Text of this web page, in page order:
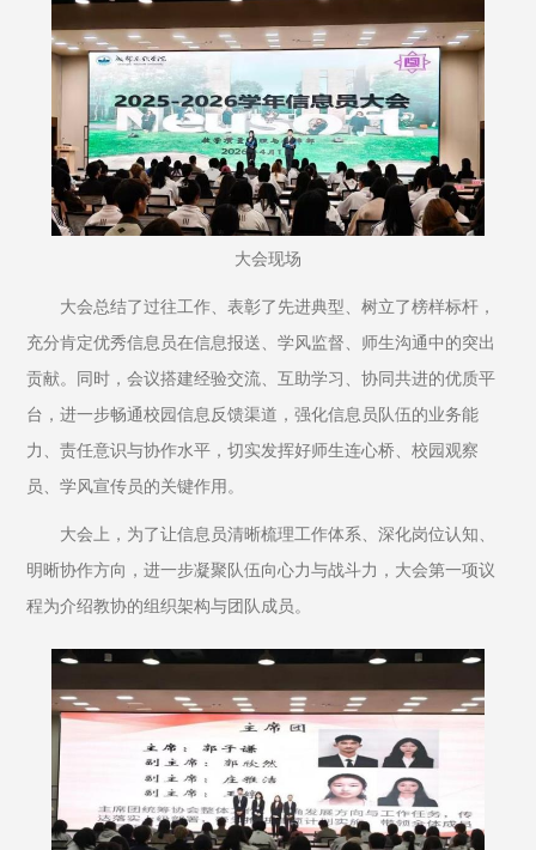
大会现场
大会总结了过往工作、表彰了先进典型、树立了榜样标杆，
充分肯定优秀信息员在信息报送、学风监督、师生沟通中的突出
贡献。同时，会议搭建经验交流、互助学习、协同共进的优质平
台，进一步畅通校园信息反馈渠道，强化信息员队伍的业务能
力、责任意识与协作水平，切实发挥好师生连心桥、校园观察
员、学风宣传员的关键作用。
大会上，为了让信息员清晰梳理工作体系、深化岗位认知、
明晰协作方向，进一步凝聚队伍向心力与战斗力，大会第一项议
程为介绍教协的组织架构与团队成员。